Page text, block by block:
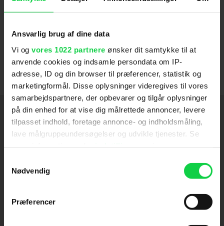
Ansvarlig brug af dine data
Vi og vores 1022 partnere ønsker dit samtykke til at
anvende cookies og indsamle persondata om IP-
adresse, ID og din browser til præferencer, statistik og
marketingformål. Disse oplysninger videregives til vores
samarbejdspartnere, der opbevarer og tilgår oplysninger
på din enhed for at vise dig målrettede annoncer, levere
tilpasset indhold, foretage annonce- og indholdsmåling,
lave målgruppeundersøgelser og udvikle tjenester. Se
tilbage eller ændre indstillinger fra vores
"Cookiedeklaration", eller ved at trykke på "Privacy
Nødvendig
Præferencer
Legend.
sønnenJaden Smith i 'The Karate Kid' (2010).
Han har siden 1997 været gift medJada Pinkett
Smith.
Medvirker
Bad Boys 4: Ride or Die 2024
King Richard
Spioner på missioner